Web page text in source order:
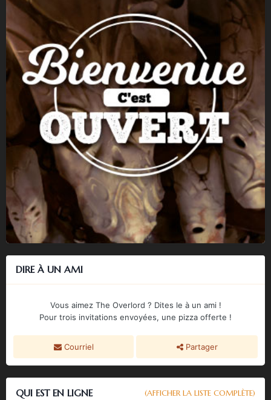
DIRE À UN AMI
Vous aimez The Overlord ? Dites le à un ami !
Pour trois invitations envoyées, une pizza offerte !
Courriel Partager
QUI EST EN LIGNE (AFFICHER LA LISTE COMPLÈTE)